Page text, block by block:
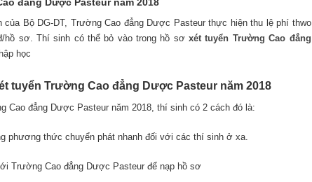
của Bộ DG-DT, Trường Cao đẳng Dược Pasteur thực hiện thu lệ phí thwo
hồ sơ. Thí sinh có thể bỏ vào trong hồ sơxét tuyển Trường Cao đẳng
học
tuyển Trường Cao đẳng Dược Pasteur năm 2018
Cao đẳng Dược Pasteur năm 2018, thí sinh có 2 cách đó là:
phương thức chuyển phát nhanh đối với các thí sinh ở xa.
Trường Cao đẳng Dược Pasteur để nạp hồ sơ